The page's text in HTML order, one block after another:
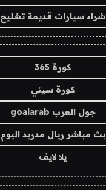
شراء سيارات قديمة تشليح
كورة 365
كورة سيتي
جول العرب goalarab
بث مباشر ريال مدريد اليوم
يلا لايف